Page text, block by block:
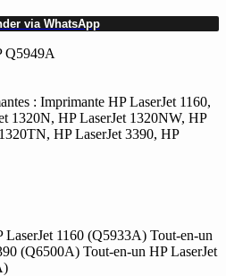
via WhatsApp
Q5949A
: Imprimante HP LaserJet 1160,
1320N, HP LaserJet 1320NW, HP
HP LaserJet 3390, HP
LaserJet 1160 (Q5933A) Tout-en-un
(Q6500A) Tout-en-un HP LaserJet